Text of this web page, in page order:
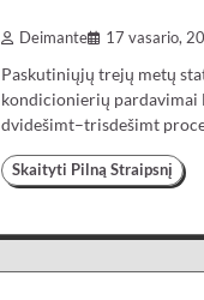
Deimante 17 vasario,
Paskutiniųjų trejų metų
kondicionierių pardavimai
dvidešimt–trisdešimt
Skaityti Pilną Straipsnį